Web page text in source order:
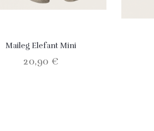
Maileg Elefant Mini
20,90 €